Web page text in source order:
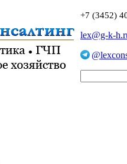
+7 (3452)
lex@g-k-